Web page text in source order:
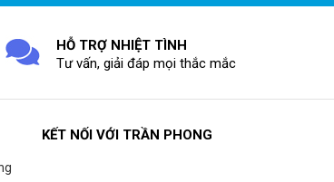
HỖ TRỢ NHIỆT TÌNH
Tư vấn, giải đáp mọi thắc mắc
KẾT NỐI VỚI TRẦN PHONG